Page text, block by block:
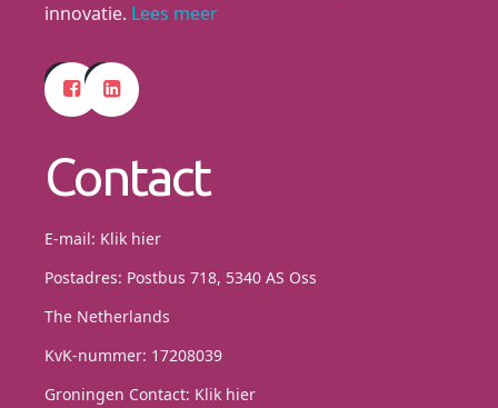
innovatie. Lees meer
Contact
E-mail: Klik hier
Postadres: Postbus 718, 5340 AS Oss
The Netherlands
KvK-nummer: 17208039
Groningen Contact: Klik hier